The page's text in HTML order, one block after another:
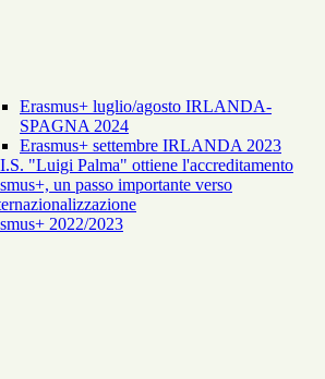
Erasmus+ luglio/agosto IRLANDA-
SPAGNA 2024
Erasmus+ settembre IRLANDA 2023
"Luigi Palma" ottiene l'accreditamento
un passo importante verso
2022/2023